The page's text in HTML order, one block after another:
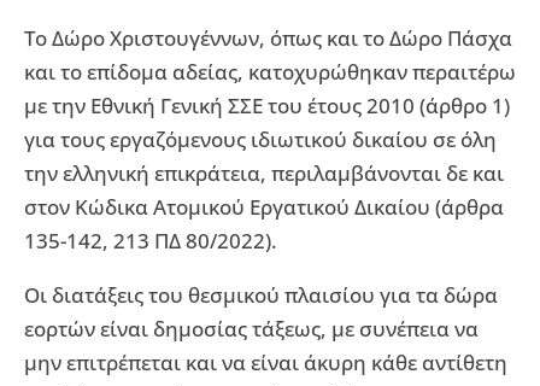
Το Δώρο Χριστουγέννων, όπως και το Δώρο Πάσχα
και το επίδομα αδείας, κατοχυρώθηκαν περαιτέρω
με την Εθνική Γενική ΣΣΕ του έτους 2010 (άρθρο 1)
για τους εργαζόμενους ιδιωτικού δικαίου σε όλη
την ελληνική επικράτεια, περιλαμβάνονται δε και
στον Κώδικα Ατομικού Εργατικού Δικαίου (άρθρα
135-142, 213 ΠΔ 80/2022).
Οι διατάξεις του θεσμικού πλαισίου για τα δώρα
εορτών είναι δημοσίας τάξεως, με συνέπεια να
μην επιτρέπεται και να είναι άκυρη κάθε αντίθετη